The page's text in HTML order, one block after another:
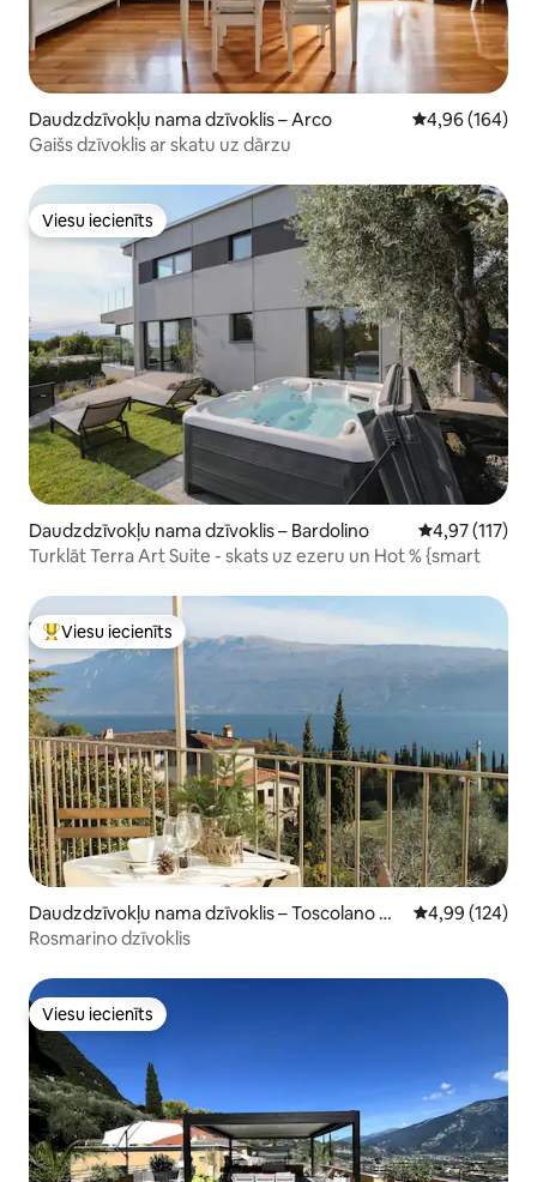
Daudzdzīvokļu nama dzīvoklis – Arco Vidējais
4,96 (164)
Gaišs dzīvoklis ar skatu uz dārzu
Viesu iecienīts
Viesu iecienīts
Daudzdzīvokļu nama dzīvoklis – Bardolino Vidējais
4,97 (117)
Turklāt Terra Art Suite - skats uz ezeru un Hot % {smart
Populārs viesu iecienīts mājoklis
Viesu iecienīts
Daudzdzīvokļu nama dzīvoklis – Toscolano Ma
derno
Vidējais
4,99 (124)
Rosmarino dzīvoklis
Viesu iecienīts
Viesu iecienīts